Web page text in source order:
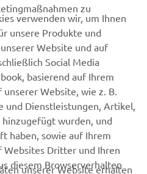
Angeboten,
und vielem mehr.
zu
verwenden wir, um Ihnen
unsere Produkte und
Website und auf
Social Media
basierend auf Ihrem
Website, wie z. B.
und Dienstleistungen, Artikel,
wurden, und
haben, sowie auf Ihrem
Websites Dritter und Ihren
diesem Browserverhalten
unserer Website erhalten